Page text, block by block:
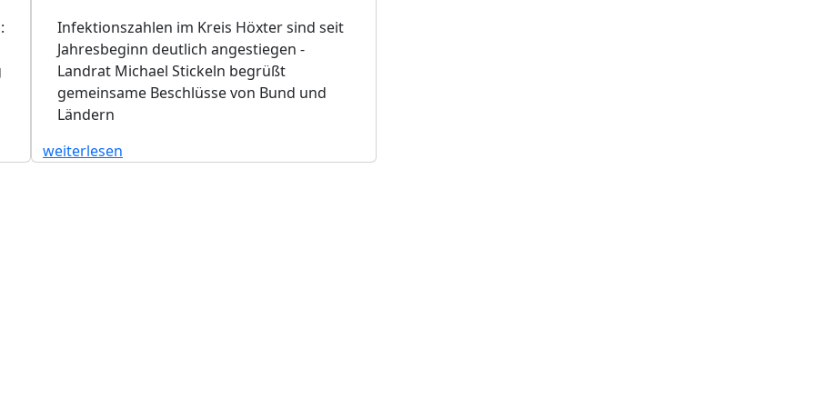
Infektionszahlen im Kreis Höxter sind seit
Jahresbeginn deutlich angestiegen -
Landrat Michael Stickeln begrüßt
gemeinsame Beschlüsse von Bund und
Ländern
weiterlesen